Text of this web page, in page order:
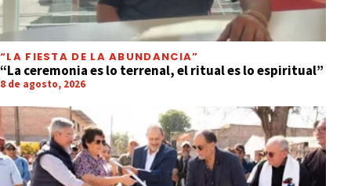
“LA FIESTA DE LA ABUNDANCIA”
“La ceremonia es lo terrenal, el ritual es lo espiritual”
8 de agosto, 2026